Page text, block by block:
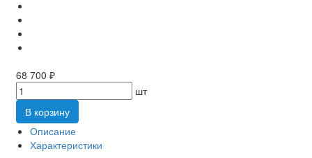
68 700 ₽
шт
В корзину
Описание
Характеристики